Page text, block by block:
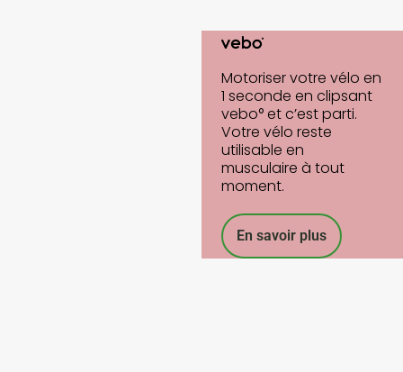
Motoriser votre vélo en
1 seconde en clipsant
vebo° et c’est parti.
Votre vélo reste
utilisable en
musculaire à tout
moment.
En savoir plus